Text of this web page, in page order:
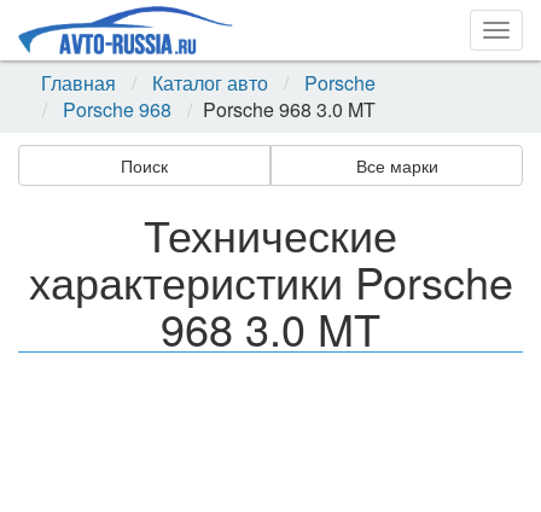
Главная
Каталог авто
Porsche
Porsche 968
Porsche 968 3.0 MT
Поиск Все марки
Технические
характеристики Porsche
968 3.0 MT